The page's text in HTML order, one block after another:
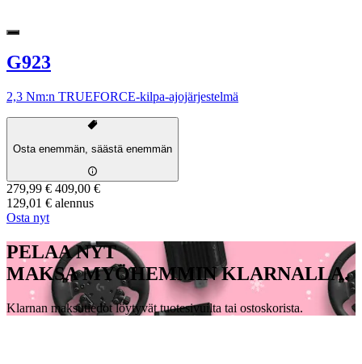
G923
2,3 Nm:n TRUEFORCE-kilpa-ajojärjestelmä
Osta enemmän, säästä enemmän
279,99 € 409,00 €
129,01 € alennus
Osta nyt
PELAA NYT
MAKSA MYÖHEMMIN KLARNALLA.
Klarnan maksutiedot löytyvät tuotesivuilta tai ostoskorista.